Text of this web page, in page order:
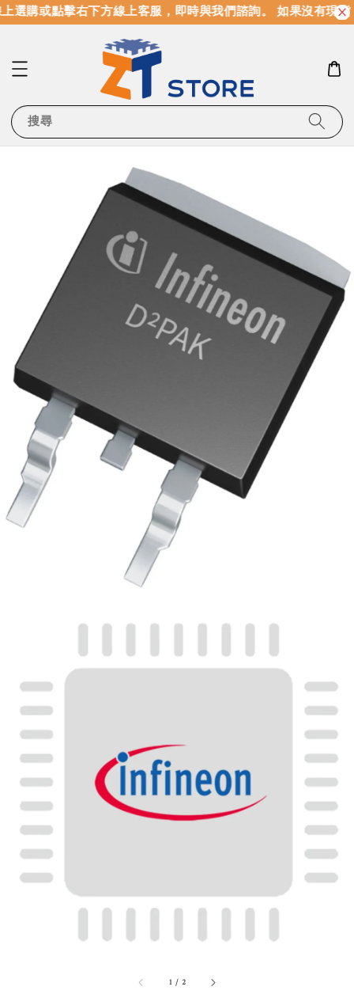
選購或點擊右下方線上客服，即時與我們諮詢。 如果沒有現貨
搜尋
1 / 2